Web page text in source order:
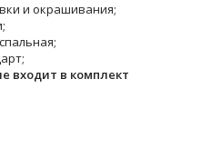
и окрашивания;
входит в комплект